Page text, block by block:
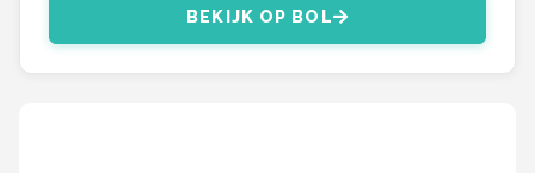
Corolle
BEKIJK OP BOL